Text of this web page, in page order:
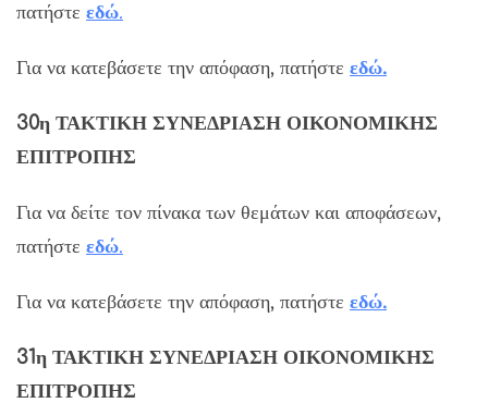
πατήστε εδώ.
Για να κατεβάσετε την απόφαση, πατήστε εδώ.
30η ΤΑΚΤΙΚΗ ΣΥΝΕΔΡΙΑΣΗ ΟΙΚΟΝΟΜΙΚΗΣ
ΕΠΙΤΡΟΠΗΣ
Για να δείτε τον πίνακα των θεμάτων και αποφάσεων,
πατήστε εδώ.
Για να κατεβάσετε την απόφαση, πατήστε εδώ.
31η ΤΑΚΤΙΚΗ ΣΥΝΕΔΡΙΑΣΗ ΟΙΚΟΝΟΜΙΚΗΣ
ΕΠΙΤΡΟΠΗΣ